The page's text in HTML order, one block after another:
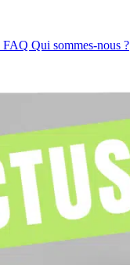
FAQ Qui sommes-nous ?